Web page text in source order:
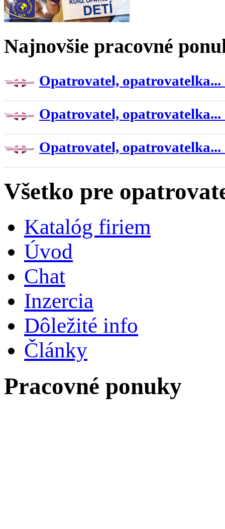
Najnovšie pracovné
Opatrovatel, opatrovatelka...
Opatrovatel, opatrovatelka...
Opatrovatel, opatrovatelka...
Všetko pre
Katalóg firiem
Úvod
Chat
Inzercia
Dôležité info
Články
Pracovné ponuky